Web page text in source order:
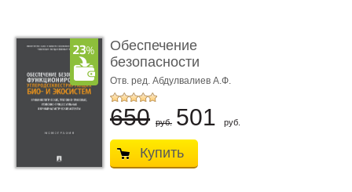
Обеспечение
безопасности
функционирования уг
...
Отв. ред. Абдулвалиев А.Ф.
650 руб. 501 руб.
Купить